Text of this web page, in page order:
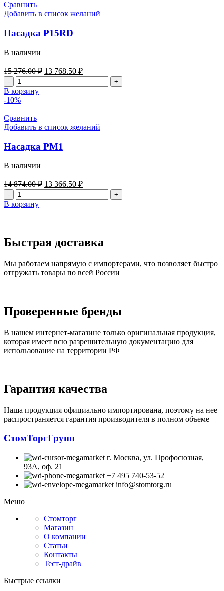
Сравнить
Добавить в список желаний
Насадка P15RD
В наличии
15 276.00₽ Первоначальная
цена
составляла
13 768.50 ₽Текущая
цена:
13
Количество
товара
Насадка
В корзину
-10%
Сравнить
Добавить в список желаний
Насадка PM1
В наличии
14 874.00₽ Первоначальная
цена
составляла
13 366.50 ₽Текущая
цена:
13
Количество
товара
Насадка
В корзину
Быстрая доставка
Мы работаем напрямую с импортерами, что позволяет быстро
отгружать товары по всей России
Проверенные бренды
В нашем интернет-магазине только оригинальная продукция,
которая имеет всю разрешительную документацию для
использование на территории РФ
Гарантия качества
Наша продукция официально импортирована, поэтому на нее
распространяется гарантия производителя в полном объеме
СтомТоргГрупп
г. Москва, ул. Профосюзная,
93А, оф. 21
+7 495 740-53-52
info@stomtorg.ru
Меню
Стомторг
Магазин
О компании
Статьи
Контакты
Тест-драйв
Быстрые ссылки